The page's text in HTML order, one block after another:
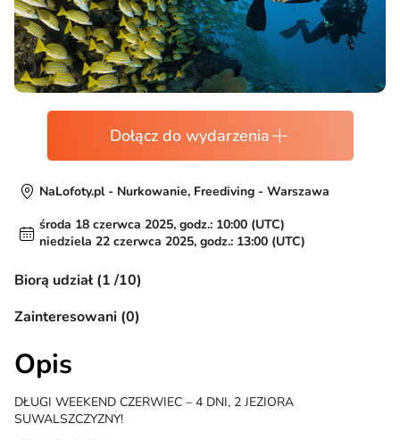
Dołącz do wydarzenia
NaLofoty.pl - Nurkowanie, Freediving - Warszawa
środa 18 czerwca 2025, godz.: 10:00 (UTC)
niedziela 22 czerwca 2025, godz.: 13:00 (UTC)
Biorą udział (1 /10)
Zainteresowani (0)
Opis
DŁUGI WEEKEND CZERWIEC – 4 DNI, 2 JEZIORA
SUWALSZCZYZNY!